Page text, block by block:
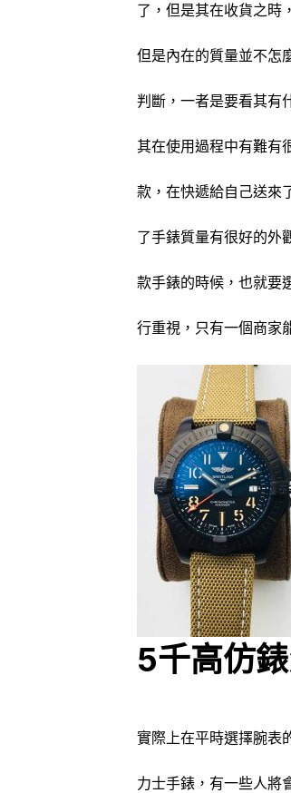
了，但是其在收貨之時
但是內在的質量並不怎
判斷，一者是要看其有
其在使用過程中有難有
款，在快遞給自己送來
了手錶質量有很好的外
款手錶的時候，也就要
行重視，只有一個商家
5千高仿
實際上在平時選擇腕表
力士手錶，有一些人將